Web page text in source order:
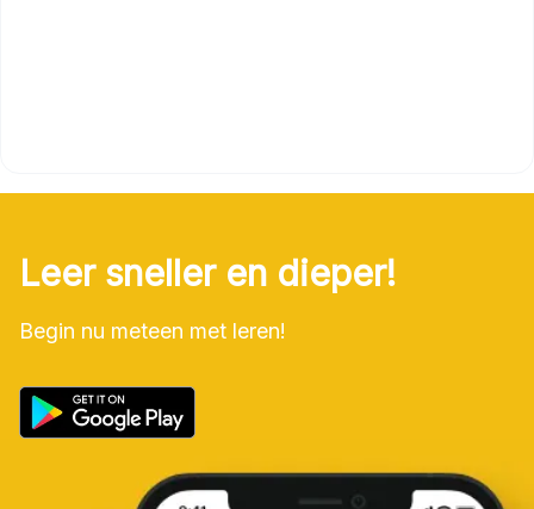
Leer sneller en dieper!
Begin nu meteen met leren!